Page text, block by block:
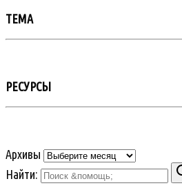
ТЕМА
РЕСУРСЫ
Архивы
Найти: